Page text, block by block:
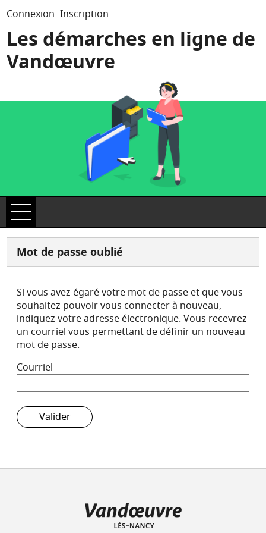
Les démarches en ligne de
Vandœuvre
Connexion Inscription
Ouvrir le menu
Accueil
Mes demandes
Mon compte
Mot de passe oublié
Si vous avez égaré votre mot de passe et que vous
souhaitez pouvoir vous connecter à nouveau,
indiquez votre adresse électronique. Vous recevrez
un courriel vous permettant de définir un nouveau
mot de passe.
Courriel
Valider